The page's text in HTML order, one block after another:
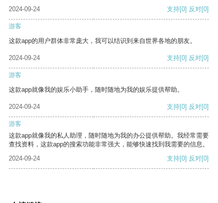
2024-09-24 支持[0] 反对[0]
游客
这款app的用户群体非常庞大，我可以结识到来自世界各地的朋友。
2024-09-24 支持[0] 反对[0]
游客
这款app就像我的娱乐小助手，随时随地为我的娱乐提供帮助。
2024-09-24 支持[0] 反对[0]
游客
这款app就像我的私人助理，随时随地为我的办公提供帮助。我经常需要
查找资料，这款app的搜索功能非常强大，能够快速找到我需要的信息。
2024-09-24
支持[0] 反对[0]